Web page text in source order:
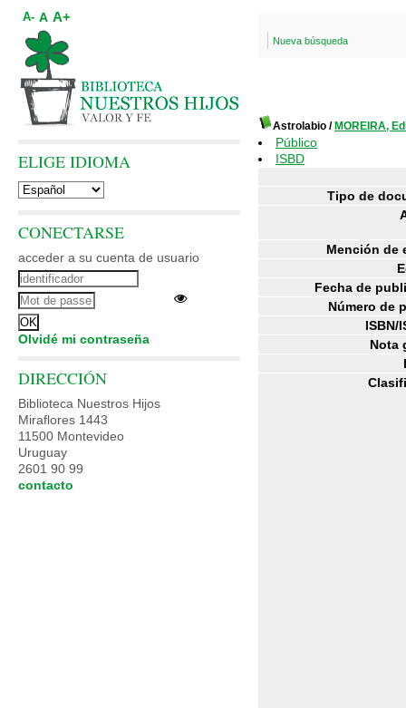
Nueva búsqueda
Astrolabio / MOREIRA,
Público
ISBD
Tipo de
Mención de
Fecha de
Número de
ISBN/
Nota
A- A A+
ELIGE IDIOMA
CONECTARSE
acceder a su cuenta de usuario
Olvidé mi contraseña
DIRECCIÓN
Biblioteca Nuestros Hijos
Miraflores 1443
11500 Montevideo
Uruguay
2601 90 99
contacto